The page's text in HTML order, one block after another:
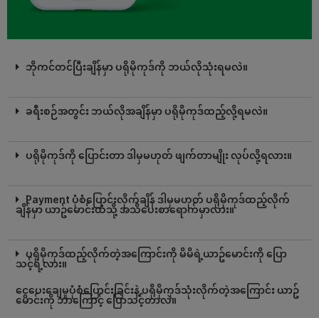
ဘိုကင်တင်ပြီးချိန်မှာ ပရိုမိုကုဒ်ကို ဘယ်လိုသုံးရမလဲ။
ခရီးစဉ်အတွင်း ဘယ်လိုအချိန်မှာ ပရိုမိုကုဒ်ထည့်လို့ရမလဲ။
ပရိုမိုကုဒ်ကို ပြောင်းတာ ဒါမှမဟုတ် ဖျက်တာမျိုး လုပ်လို့ရလား။
Payment ပုံစံပြောင်းလိုက်ချိန် ဒါမှမဟုတ် ပရိုမိုကုဒ်ထည့်လိုက်
ချိန်မှာ ယာဥ်မောင်းထံသို့ အသိပေးစာရောက်မှာလား။
ပရိုမိုကုဒ်ထည့်လိုက်တဲ့အကြောင်းကို မိမိရဲ့ယာဥ်မောင်းကို ပြော
သင့်ရဲ့လား။
ငွေပေးချေမှုပုံစံပြောင်းခြင်းနဲ့ ပရိုမိုကုဒ်သုံးလိုက်တဲ့အကြောင်း ယာဥ်
မောင်းကို ဘာကြောင့် ပြောသင့်တာလဲ။